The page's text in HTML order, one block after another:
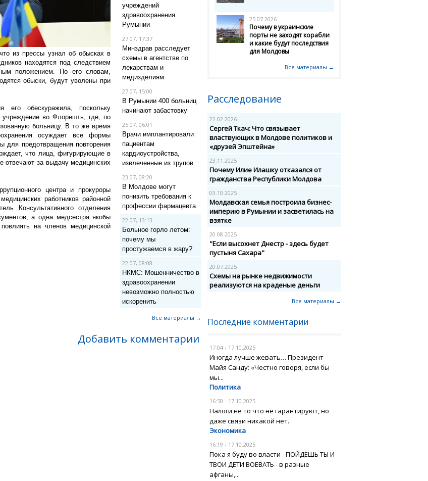
из прессы узнал об обысках в
находятся под следствием
положением. По его словам,
обыски, будут уволены при
его обескуражила, поскольку
учреждение во Флорешть, где, по
больницу. В то же время
осуждает все формы
для предотвращения повторения
что лица, фигурирующие в
отвечают за выдачу медицинских
центра и прокуроры
работников районной
Консультативного отделения
а одна медсестра якобы
на членов медицинской
учреждений
здравоохранения
Румынии
27.07, 17:37
Минздрав расследует
схемы в агентстве по
лекарствам и
медизделиям
27.07, 15:00
В Румынии 400 больниц
начинают забастовку
25.07, 06:01
Врачи имплантировали
пациентам
кардиоустройства,
извлеченные из трупов
23.07, 08:20
В Молдове могут
понизить требования к
профессии фармацевта
22.07, 13:13
Больное горло летом:
почему мы
простужаемся в жару?
22.07, 08:08
НКМС: Мошенничество в
здравоохранении
невозможно полностью
искоренить
Все материалы →
Добавить комментарии
25.07.2026
Почему в украинские
порты не заходят корабли
и какие будут последствия
для Молдовы
Все материалы →
Расследование
22.02.2026
Сергей Ткач: Что связывает
властвующих в Молдове политиков и
«друзей Эпштейна»
23.11.2025
Почему Илие Илашку отказался от
гражданства Республики Молдова
03.10.2025
Молдавская семья построила бизнес-
империю в Румынии и засветилась на
взятке
20.08.2025
"Если высохнет Днестр - здесь будет
пустыня Сахара"
20.07.2025
Схемы на рынке недвижимости
реализуются на краденые деньги
Все материалы →
Последние комментарии
17:04 - 17.10.2025
Иногда лучше жевать… Президент
Майя Санду: «Честно говоря, если бы
мы...
Политика
16:50 - 17.10.2025
Налоги не то что не гарантируют, но
даже связи никакой нет.
Экономика
16:19 - 17.10.2025
Пока я буду во власти - ПОЙДЁШЬ ТЫ И
ТВОИ ДЕТИ ВОЕВАТЬ - в разные
афганы,...